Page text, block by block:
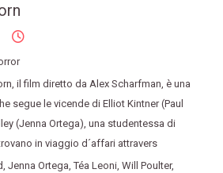
, il film diretto da Alex Scharfman, è una
segue le vicende di Elliot Kintner (Paul
(Jenna Ortega), una studentessa di
in viaggio d´affari attravers
, Jenna Ortega,Téa Leoni, Will Poulter,